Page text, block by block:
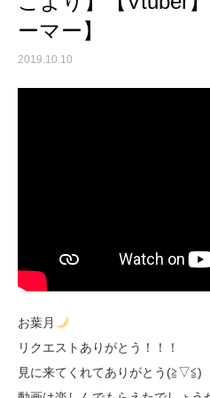
ーマー】
2019.10.10
お葉月
リクエストありがとう！！！
見に来てくれてありがとう(≧▽≦)